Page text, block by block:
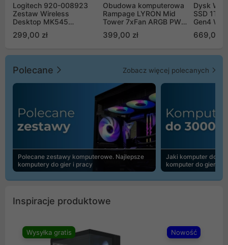
Logitech 920-008923
Zestaw Wireless
Desktop MK545
299,00 zł
Obudowa komputerowa
Rampage LYRON Mid
Tower 7xFan ARGB PWM
399,00 zł
Dysk WD
SSD 1TB
Gen4
669,00
Polecane Zobacz więcej polecanych
Polecane zestawy komputerowe. Najlepsze
komputery do gier i pracy
Jaki komputer do
komputer do gier |
Inspiracje produktowe
Wysyłka gratis Nowość